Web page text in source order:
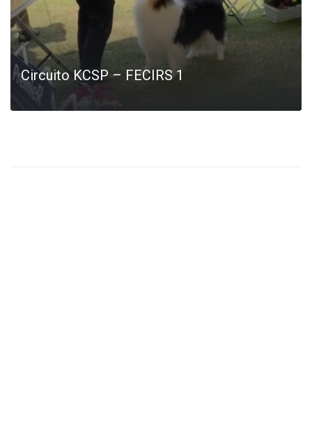
Circuito KCSP – FECIRS 1